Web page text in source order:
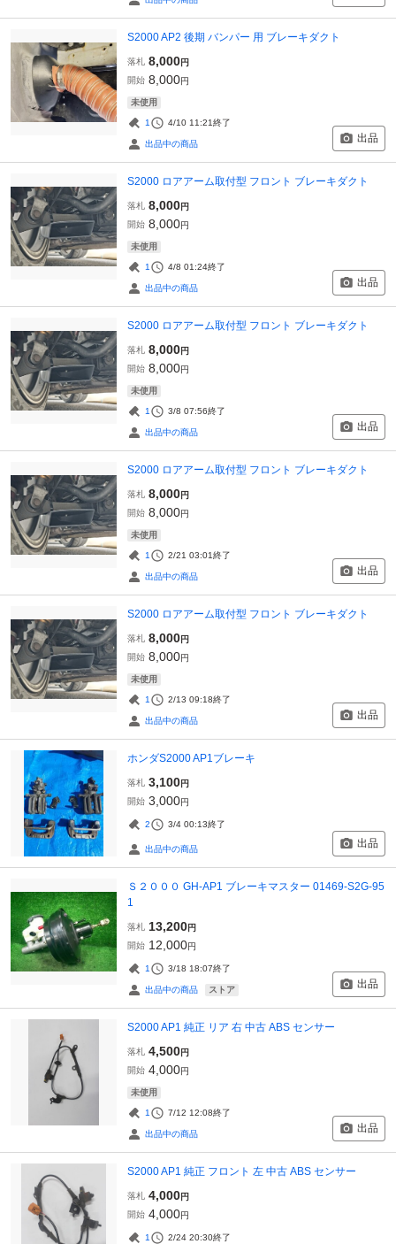
S2000 AP2 後期 バンパー 用 ブレーキダクト
落札 8,000円
開始 8,000円
未使用
1 4/10 11:21終了
出品中の商品 出品
S2000 ロアアーム取付型 フロント ブレーキダクト
落札 8,000円
開始 8,000円
未使用
1 4/8 01:24終了
出品中の商品 出品
S2000 ロアアーム取付型 フロント ブレーキダクト
落札 8,000円
開始 8,000円
未使用
1 3/8 07:56終了
出品中の商品 出品
S2000 ロアアーム取付型 フロント ブレーキダクト
落札 8,000円
開始 8,000円
未使用
1 2/21 03:01終了
出品中の商品 出品
S2000 ロアアーム取付型 フロント ブレーキダクト
落札 8,000円
開始 8,000円
未使用
1 2/13 09:18終了
出品中の商品 出品
ホンダS2000 AP1ブレーキ
落札 3,100円
開始 3,000円
2 3/4 00:13終了
出品中の商品 出品
Ｓ２０００ GH-AP1 ブレーキマスター 01469-S2G-95
1
落札 13,200円
開始 12,000円
1 3/18 18:07終了
出品中の商品 ストア 出品
S2000 AP1 純正 リア 右 中古 ABS センサー
落札 4,500円
開始 4,000円
未使用
1 7/12 12:08終了
出品中の商品 出品
S2000 AP1 純正 フロント 左 中古 ABS センサー
落札 4,000円
開始 4,000円
1 2/24 20:30終了